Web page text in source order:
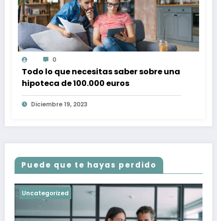
0
Todo lo que necesitas saber sobre una
hipoteca de 100.000 euros
Diciembre 19, 2023
Puede que te hayas perdido
Uncategorized